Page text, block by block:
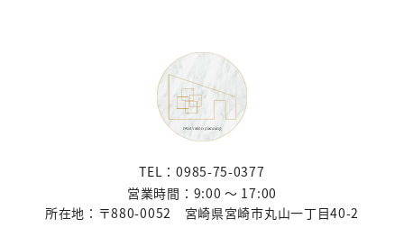
TEL：0985-75-0377
営業時間：9:00 〜 17:00
所在地： 〒880-0052 宮崎県宮崎市丸山一丁目40-2